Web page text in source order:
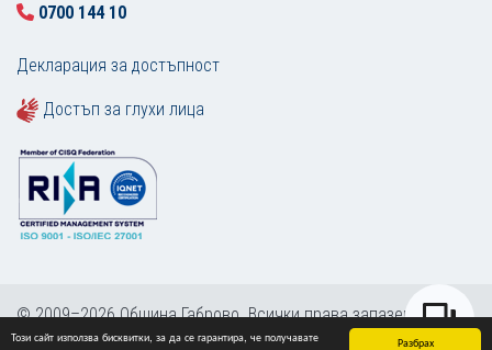
Разбрах
Този сайт използва бисквитки, за да се гарантира, че получавате
0700 144 10
Декларация за достъпност
Достъп за глухи лица
© 2009–2026 Община Габрово. Всички права запазени.
Карта на сайта